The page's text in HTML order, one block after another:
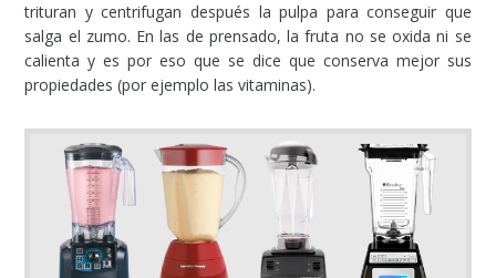
trituran y centrifugan después la pulpa para conseguir que
salga el zumo. En las de prensado, la fruta no se oxida ni se
calienta y es por eso que se dice que conserva mejor sus
propiedades (por ejemplo las vitaminas).